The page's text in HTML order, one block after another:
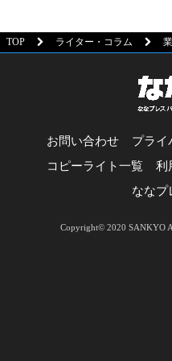
TOP ライター・コラム
お問い合わせ プライ
コピーライト一覧
利
ななプ
Copyright© 2020 SANKYO